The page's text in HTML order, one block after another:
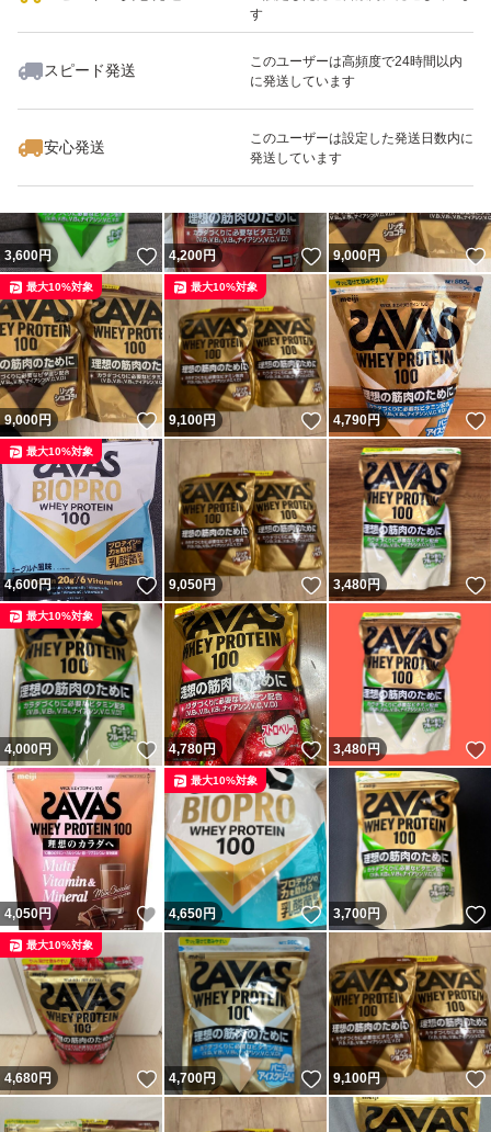
す
スピード発送
このユーザーは高頻度で24時間以内
に発送しています
安心発送
このユーザーは設定した発送日数内に
発送しています
いいね！
4,720
3,600円 いいね！
4,200円 いいね！
9,000円
9,000円 いいね！
最大10%対象
9,100円 いいね！
最大10%対象
4,790円
4,600円 いいね！
最大10%対象
9,050円 いいね！
3,480円
4,000円 いいね！
最大10%対象
4,780円 いいね！
3,480円
4,050円 いいね！
4,650円 いいね！
最大10%対象
3,700円
4,680円 いいね！
最大10%対象
4,700円 いいね！
9,100円